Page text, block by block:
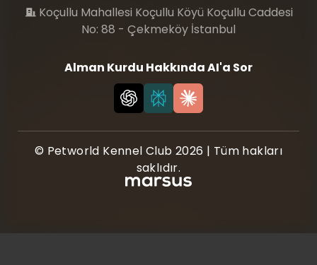
Koçullu Mahallesi Koçullu Köyü Koçullu Caddesi
No: 88 - Çekmeköy İstanbul
Alman Kurdu Hakkında AI'a Sor
© Petworld Kennel Club 2026 | Tüm hakları
saklıdır.